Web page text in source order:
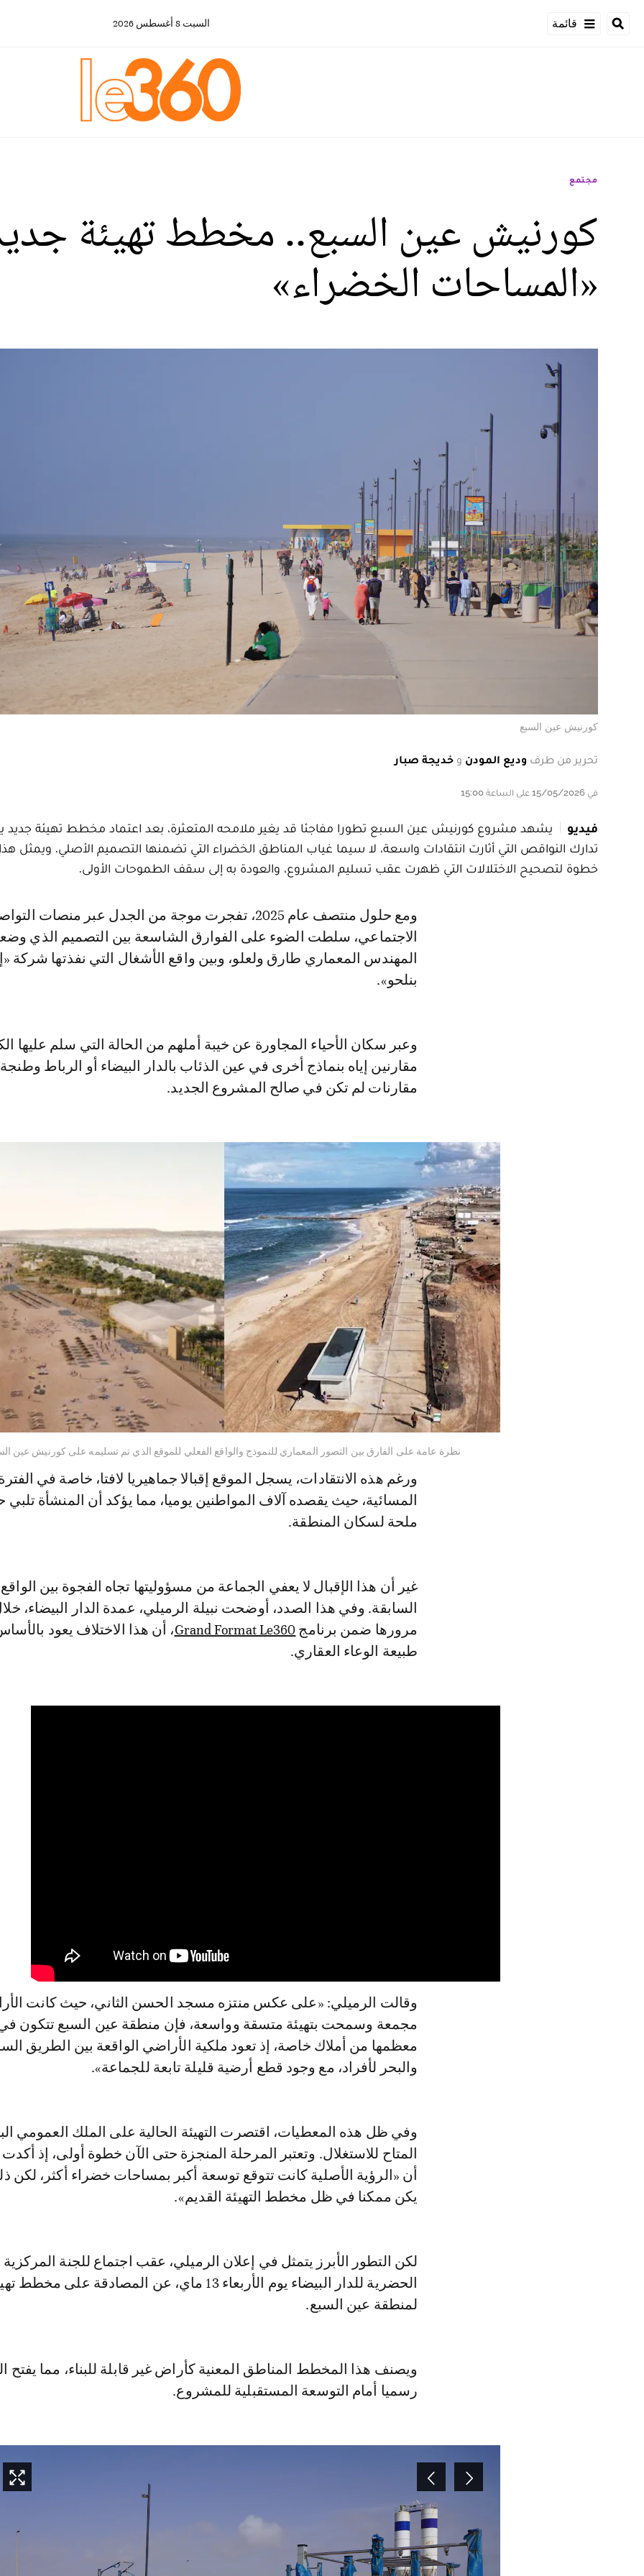
قائمة السبت 8 أغسطس 2026
مجتمع
كورنيش عين السبع.. مخطط تهيئة
«المساحات الخضراء»
كورنيش عين السبع
تحرير من طرف وديع المودن و خديجة صبار
في 15/05/2026 على الساعة 15:00
فيديو
يشهد مشروع كورنيش عين السبع تطورا مفاجئا قد يغير ملامحه المتعثرة، بعد اعتماد مخطط تهيئة جديد
تدارك النواقص التي أثارت انتقادات واسعة، لا سيما غياب المناطق الخضراء التي تضمنها التصميم الأصلي. ويمثل
خطوة لتصحيح الاختلالات التي ظهرت عقب تسليم المشروع، والعودة به إلى سقف الطموحات الأولى.
ومع حلول منتصف عام 2025، تفجرت موجة من الجدل عبر منصات التواصل
الاجتماعي، سلطت الضوء على الفوارق الشاسعة بين التصميم الذي
المهندس المعماري طارق ولعلو، وبين واقع الأشغال التي نفذتها شركة
بنلحو».
وعبر سكان الأحياء المجاورة عن خيبة أملهم من الحالة التي سلم عليها
مقارنين إياه بنماذج أخرى في عين الذئاب بالدار البيضاء أو الرباط
مقارنات لم تكن في صالح المشروع الجديد.
نظرة عامة على الفارق بين التصور المعماري للنموذج والواقع الفعلي للموقع الذي تم تسليمه على كورنيش عين
ورغم هذه الانتقادات، يسجل الموقع إقبالا جماهيريا لافتا، خاصة في
المسائية، حيث يقصده آلاف المواطنين يوميا، مما يؤكد أن المنشأة تلبي
ملحة لسكان المنطقة.
غير أن هذا الإقبال لا يعفي الجماعة من مسؤوليتها تجاه الفجوة بين
السابقة. وفي هذا الصدد، أوضحت نبيلة الرميلي، عمدة الدار البيضاء،
مرورها ضمن برنامج Grand Format Le360، أن هذا الاختلاف يعود
طبيعة الوعاء العقاري.
وقالت الرميلي: «على عكس منتزه مسجد الحسن الثاني، حيث كانت
مجمعة وسمحت بتهيئة متسقة وواسعة، فإن منطقة عين السبع تتكون
معظمها من أملاك خاصة، إذ تعود ملكية الأراضي الواقعة بين الطريق
والبحر لأفراد، مع وجود قطع أرضية قليلة تابعة للجماعة».
وفي ظل هذه المعطيات، اقتصرت التهيئة الحالية على الملك العمومي
المتاح للاستغلال. وتعتبر المرحلة المنجزة حتى الآن خطوة أولى، إذ
أن «الرؤية الأصلية كانت تتوقع توسعة أكبر بمساحات خضراء أكثر، لكن
يكن ممكنا في ظل مخطط التهيئة القديم».
لكن التطور الأبرز يتمثل في إعلان الرميلي، عقب اجتماع للجنة المركزية
الحضرية للدار البيضاء يوم الأربعاء 13 ماي، عن المصادقة على
لمنطقة عين السبع.
ويصنف هذا المخطط المناطق المعنية كأراض غير قابلة للبناء، مما يفتح
رسميا أمام التوسعة المستقبلية للمشروع.